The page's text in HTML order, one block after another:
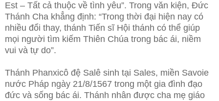
Est – Tất cả thuộc về tình yêu”. Trong văn kiện, Đức
Thánh Cha khẳng định: “Trong thời đại hiện nay có
nhiều đổi thay, thánh Tiến sĩ Hội thánh có thể giúp
mọi người tìm kiếm Thiên Chúa trong bác ái, niềm
vui và tự do”.
Thánh Phanxicô đệ Salê sinh tại Sales, miền Savoie
nước Pháp ngày 21/8/1567 trong một gia đình đạo
đức và sống bác ái. Thánh nhân được cha mẹ giáo